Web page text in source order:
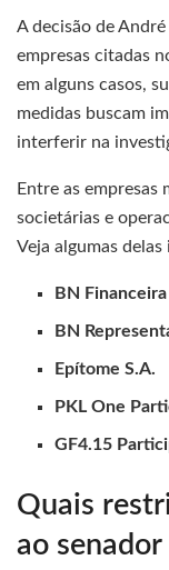
A decisão de
empresas citadas
em alguns casos,
medidas buscam
interferir na
Entre as empresas
societárias e
Veja algumas
BN Financeira
BN
Epítome S.A.
PKL One
GF4.15
Quais
ao senador